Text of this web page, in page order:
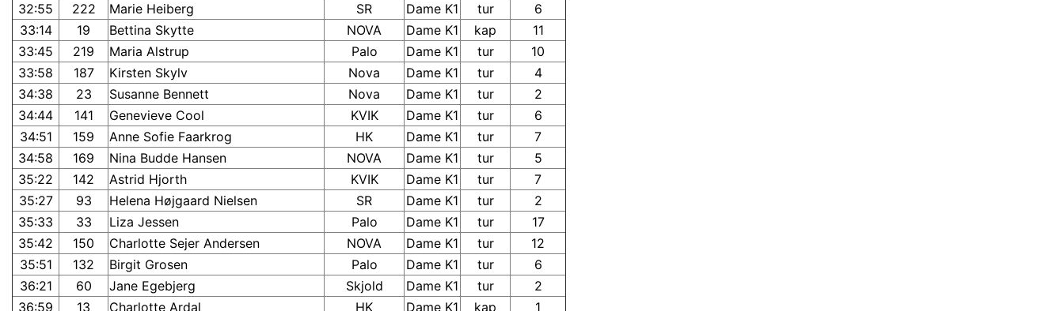
32:55
222 Marie Heiberg SR Dame K1 tur
6
33:14
19 Bettina Skytte NOVA Dame K1 kap
11
33:45
219 Maria Alstrup Palo Dame K1 tur
10
33:58
187 Kirsten Skylv Nova Dame K1 tur
4
34:38
23 Susanne Bennett Nova Dame K1 tur
2
34:44
141 Genevieve Cool KVIK Dame K1 tur
6
34:51
159 Anne Sofie Faarkrog HK Dame K1 tur
7
34:58
169 Nina Budde Hansen NOVA Dame K1 tur
5
35:22
142 Astrid Hjorth KVIK Dame K1 tur
7
35:27
93 Helena Højgaard Nielsen SR Dame K1 tur
2
35:33
33 Liza Jessen Palo Dame K1 tur
17
35:42
150 Charlotte Sejer Andersen NOVA Dame K1 tur
12
35:51
132 Birgit Grosen Palo Dame K1 tur
6
36:21
60 Jane Egebjerg Skjold Dame K1 tur
2
36:59
13 Charlotte Ardal HK Dame K1 kap
1